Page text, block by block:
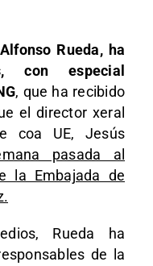
Alfonso Rueda, ha
con especial
, que ha recibido
el director xeral
coa UE, Jesús
pasada al
la Embajada de
Rueda ha
de la